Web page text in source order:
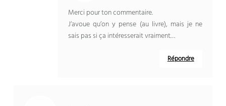
Merci pour ton commentaire.
J’avoue qu’on y pense (au livre), mais je ne
sais pas si ça intéresserait vraiment…
Répondre